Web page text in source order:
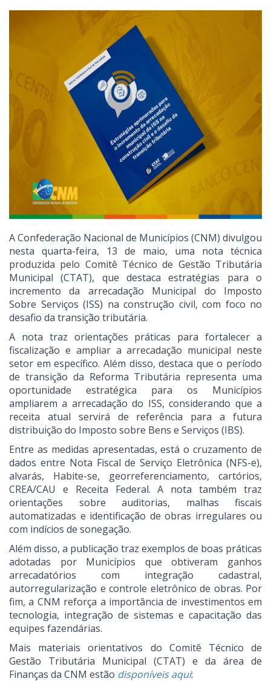
A Confederação Nacional de Municípios (CNM) divulgou
nesta quarta-feira, 13 de maio, uma nota técnica
produzida pelo Comitê Técnico de Gestão Tributária
Municipal (CTAT), que destaca estratégias para o
incremento da arrecadação Municipal do Imposto
Sobre Serviços (ISS) na construção civil, com foco no
desafio da transição tributária.
A nota traz orientações práticas para fortalecer a
fiscalização e ampliar a arrecadação municipal neste
setor em específico. Além disso, destaca que o período
de transição da Reforma Tributária representa uma
oportunidade estratégica para os Municípios
ampliarem a arrecadação do ISS, considerando que a
receita atual servirá de referência para a futura
distribuição do Imposto sobre Bens e Serviços (IBS).
Entre as medidas apresentadas, está o cruzamento de
dados entre Nota Fiscal de Serviço Eletrônica (NFS-e),
alvarás, Habite-se, georreferenciamento, cartórios,
CREA/CAU e Receita Federal. A nota também traz
orientações sobre auditorias, malhas fiscais
automatizadas e identificação de obras irregulares ou
com indícios de sonegação.
Além disso, a publicação traz exemplos de boas práticas
adotadas por Municípios que obtiveram ganhos
arrecadatórios com integração cadastral,
autorregularização e controle eletrônico de obras. Por
fim, a CNM reforça a importância de investimentos em
tecnologia, integração de sistemas e capacitação das
equipes fazendárias.
Mais materiais orientativos do Comitê Técnico de
Gestão Tributária Municipal (CTAT) e da área de
Finanças da CNM estão disponíveis aqui: